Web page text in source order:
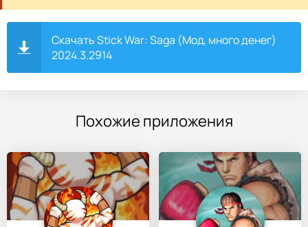
Скачать Stick War: Saga (Мод, много денег)
2024.3.2914
Похожие приложения